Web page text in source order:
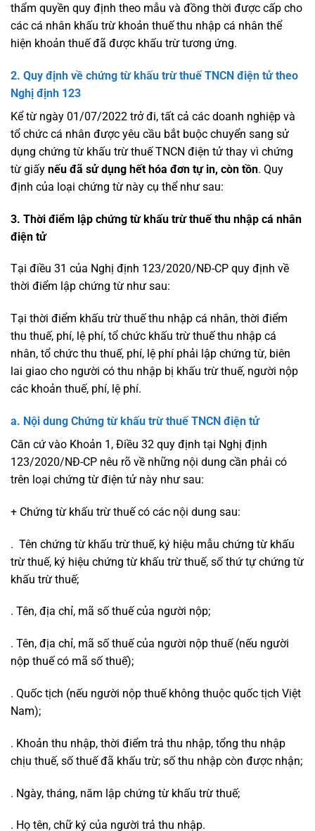
thẩm quyền quy định theo mẫu và đồng thời được cấp cho
các cá nhân khấu trừ khoản thuế thu nhập cá nhân thể
hiện khoản thuế đã được khấu trừ tương ứng.
2. Quy định về chứng từ khấu trừ thuế TNCN điện tử theo
Nghị định 123
Kể từ ngày 01/07/2022 trở đi, tất cả các doanh nghiệp và
tổ chức cá nhân được yêu cầu bắt buộc chuyển sang sử
dụng chứng từ khấu trừ thuế TNCN điện tử thay vì chứng
từ giấy nếu đã sử dụng hết hóa đơn tự in, còn tồn. Quy
định của loại chứng từ này cụ thể như sau:
3. Thời điểm lập chứng từ khấu trừ thuế thu nhập cá nhân
điện tử
Tại điều 31 của Nghị định 123/2020/NĐ-CP quy định về
thời điểm lập chứng từ như sau:
Tại thời điểm khấu trừ thuế thu nhập cá nhân, thời điểm
thu thuế, phí, lệ phí, tổ chức khấu trừ thuế thu nhập cá
nhân, tổ chức thu thuế, phí, lệ phí phải lập chứng từ, biên
lai giao cho người có thu nhập bị khấu trừ thuế, người nộp
các khoản thuế, phí, lệ phí.
a. Nội dung Chứng từ khấu trừ thuế TNCN điện tử
Căn cứ vào Khoản 1, Điều 32 quy định tại Nghị định
123/2020/NĐ-CP nêu rõ về những nội dung cần phải có
trên loại chứng từ điện tử này như sau:
+ Chứng từ khấu trừ thuế có các nội dung sau:
. Tên chứng từ khấu trừ thuế, ký hiệu mẫu chứng từ khấu
trừ thuế, ký hiệu chứng từ khấu trừ thuế, số thứ tự chứng từ
khấu trừ thuế;
. Tên, địa chỉ, mã số thuế của người nộp;
. Tên, địa chỉ, mã số thuế của người nộp thuế (nếu người
nộp thuế có mã số thuế);
. Quốc tịch (nếu người nộp thuế không thuộc quốc tịch Việt
Nam);
. Khoản thu nhập, thời điểm trả thu nhập, tổng thu nhập
chịu thuế, số thuế đã khấu trừ; số thu nhập còn được nhận;
. Ngày, tháng, năm lập chứng từ khấu trừ thuế;
. Họ tên, chữ ký của người trả thu nhập.